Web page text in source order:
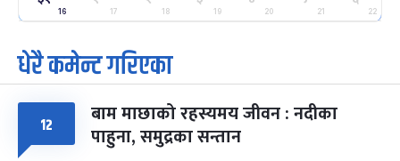
मंगल फाल्गुन २५, २०८३ Mar 9, 2027
७
आइत
पूर्णिमा व्रत
चैत्र ७, २०८३-Mar 21, 2027
८ फागुपूर्णिमा
चैत्र ८, २०८३-Mar 22, 2027
७ महिना बाँकी
16 17 18 19 20 21 22
धेरै कमेन्ट गरिएका
१२ बाम माछाको रहस्यमय जीवन : नदीका
पाहुना, समुद्रका सन्तान